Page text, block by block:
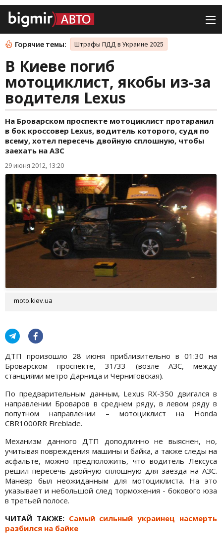
Горячие темы: Штрафы ПДД в Украине 2025
В Киеве погиб
мотоциклист, якобы из-за
водителя Lexus
На Броварском проспекте мотоциклист протаранил
в бок кроссовер Lexus, водитель которого, судя по
всему, хотел пересечь двойную сплошную, чтобы
заехать на АЗС
29 июня 2012, 13:20
moto.kiev.ua
ДТП произошло 28 июня приблизительно в 01:30 на
Броварском проспекте, 31/33 (возле АЗС, между
станциями метро Дарница и Черниговская).
По предварительным данным, Lexus RX-350 двигался в
направлении Броваров в среднем ряду, в левом ряду в
попутном направлении – мотоциклист на Honda
CBR1000RR Fireblade.
Механизм данного ДТП доподлинно не выяснен, но,
учитывая повреждения машины и байка, а также следы на
асфальте, можно предположить, что водитель Лексуса
решил пересечь двойную сплошную для заезда на АЗС.
Маневр был неожиданным для мотоциклиста. На это
указывает и небольшой след торможения - бокового юза
в третьей полосе.
ЧИТАЙ ТАКЖЕ: Самый сильный украинец насмерть
разбился на байке